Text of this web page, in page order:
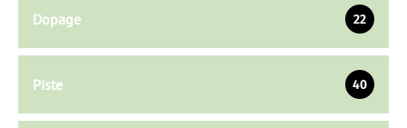
Dopage 22
Piste 40